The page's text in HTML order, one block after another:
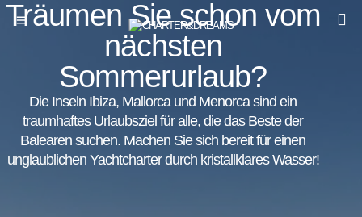
Träumen Sie schon vom
nächsten
Sommerurlaub?
Die Inseln Ibiza, Mallorca und Menorca sind ein
traumhaftes Urlaubsziel für alle, die das Beste der
Balearen suchen. Machen Sie sich bereit für einen
unglaublichen Yachtcharter durch kristallklares Wasser!